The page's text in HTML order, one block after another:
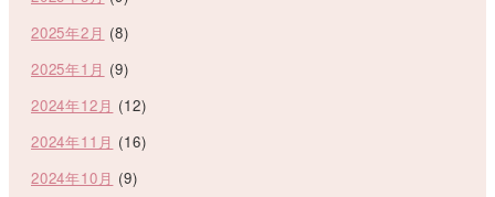
2025年2月 (8)
2025年1月 (9)
2024年12月 (12)
2024年11月 (16)
2024年10月 (9)